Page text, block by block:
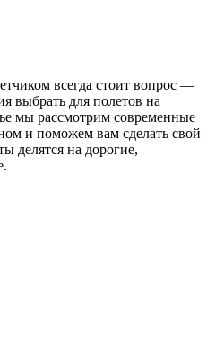
всегда стоит вопрос —
выбрать для полетов на
мы рассмотрим современные
и поможем вам сделать свой
делятся на дорогие,